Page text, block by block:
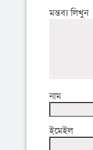
মন্তব্য লিখুন
নাম
ইমেইল